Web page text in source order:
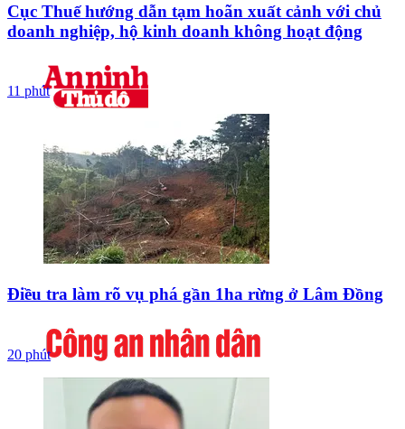
Cục Thuế hướng dẫn tạm hoãn xuất cảnh với chủ
doanh nghiệp, hộ kinh doanh không hoạt động
11 phút
Điều tra làm rõ vụ phá gần 1ha rừng ở Lâm Đồng
20 phút